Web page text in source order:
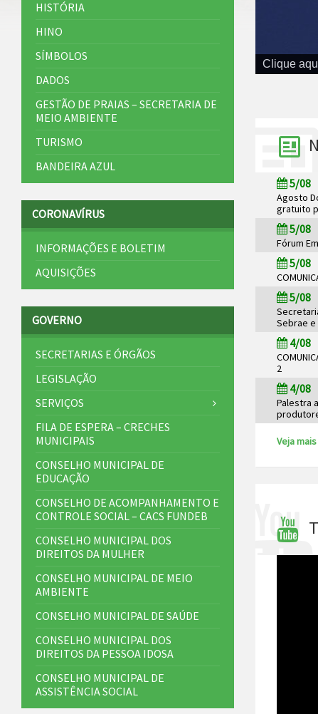
Clique
Agosto
gratuito
5/08
Fórum
5/08
5/08
Sebrae e
5/08
2
4/08
Palestra
4/08
Veja
HISTÓRIA
HINO
SÍMBOLOS
DADOS
GESTÃO DE PRAIAS – SECRETARIA DE
MEIO AMBIENTE
TURISMO
BANDEIRA AZUL
CORONAVÍRUS
INFORMAÇÕES E BOLETIM
AQUISIÇÕES
GOVERNO
SECRETARIAS E ÓRGÃOS
LEGISLAÇÃO
SERVIÇOS
FILA DE ESPERA – CRECHES
MUNICIPAIS
CONSELHO MUNICIPAL DE
EDUCAÇÃO
CONSELHO DE ACOMPANHAMENTO E
CONTROLE SOCIAL – CACS FUNDEB
CONSELHO MUNICIPAL DOS
DIREITOS DA MULHER
CONSELHO MUNICIPAL DE MEIO
AMBIENTE
CONSELHO MUNICIPAL DE SAÚDE
CONSELHO MUNICIPAL DOS
DIREITOS DA PESSOA IDOSA
CONSELHO MUNICIPAL DE
ASSISTÊNCIA SOCIAL